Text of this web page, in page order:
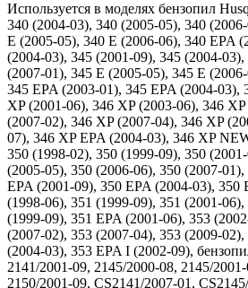
Используется в моделях бензопил
340 (2004-03), 340 (2005-05), 340
E (2005-05), 340 E (2006-06), 340 EPA
(2004-03), 345 (2001-09), 345 (2004-
(2007-01), 345 E (2005-05), 345 E
345 EPA (2003-01), 345 EPA (2004-03),
XP (2001-06), 346 XP (2003-06), 346
(2007-02), 346 XP (2007-04), 346 XP
07), 346 XP EPA (2004-03), 346 XP
350 (1998-02), 350 (1999-09), 350
(2005-05), 350 (2006-06), 350 (2007-
EPA (2001-09), 350 EPA (2004-03), 350
(1998-06), 351 (1999-09), 351 (2001-
(1999-09), 351 EPA (2001-06), 353
(2007-02), 353 (2007-04), 353 (2009-
(2004-03), 353 EPA I (2002-09),
2141/2001-09, 2145/2000-08, 2145/
2150/2001-09, CS2141/2007-01,